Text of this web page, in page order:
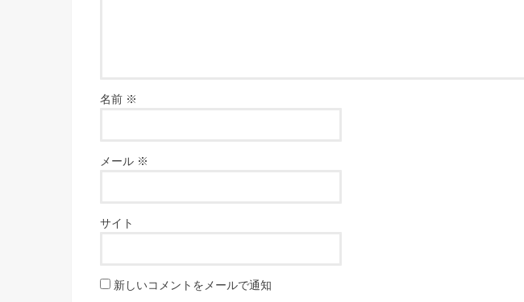
名前 ※
メール ※
サイト
新しいコメントをメールで通知